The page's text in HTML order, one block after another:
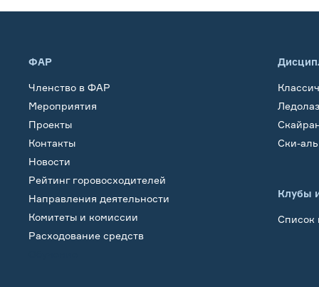
ФАР
Членство в ФАР
Мероприятия
Проекты
Контакты
Новости
Рейтинг горовосходителей
Направления деятельности
Комитеты и комиссии
Расходование средств
Ски-
Клубы
Список